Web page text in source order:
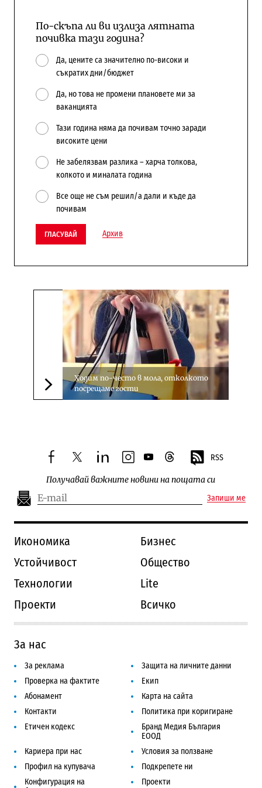
По-скъпа ли ви излиза лятната
почивка тази година?
Да, цените са значително по-високи и
съкратих дни/бюджет
Да, но това не промени плановете ми за
ваканцията
Тази година няма да почивам точно заради
високите цени
Не забелязвам разлика – харча толкова,
колкото и миналата година
Все още не съм решил/а дали и къде да
почивам
ГЛАСУВАЙ Архив
Следваща новина
Ходим по-често в мола, отколкото
посрещаме гости
facebooktwitterlinkedininstagram
youtubethreads RSS
Получавай важните новини на пощата си
Запиши ме
Икономика
Бизнес
Устойчивост
Общество
Технологии
Lite
Проекти
Всичко
За нас
За реклама
Защита на личните данни
Проверка на фактите
Екип
Абонамент
Карта на сайта
Контакти
Политика при коригиране
Етичен кодекс
Бранд Медия България
ЕООД
Кариера при нас
Условия за ползване
Профил на купувача
Подкрепете ни
Конфигурация на
Проекти